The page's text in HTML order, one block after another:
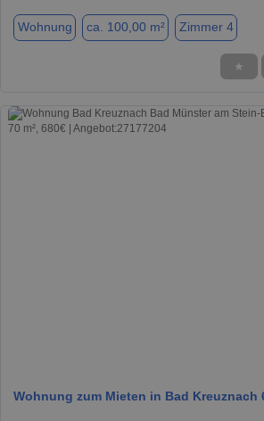
Wohnung ca. 100,00 m² Zimmer 4
★
Wohnung zum Mieten in Bad Kreuznach